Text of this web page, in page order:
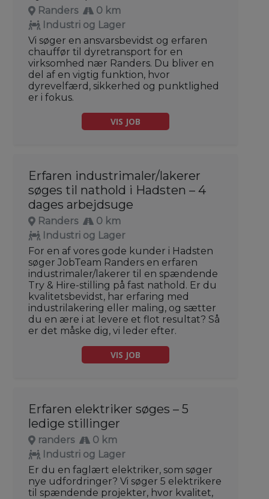
Randers
0 km
Industri og Lager
Vi søger en ansvarsbevidst og erfaren
chauffør til dyretransport for en
virksomhed nær Randers. Du bliver en
del af en vigtig funktion, hvor
dyrevelfærd, sikkerhed og punktlighed
er i fokus.
VIS JOB
Erfaren industrimaler/lakerer
søges til nathold i Hadsten – 4
dages arbejdsuge
Randers
0 km
Industri og Lager
For en af vores gode kunder i Hadsten
søger JobTeam Randers en erfaren
industrimaler/lakerer til en spændende
Try & Hire-stilling på fast nathold. Er du
kvalitetsbevidst, har erfaring med
industrilakering eller maling, og sætter
du en ære i at levere et flot resultat? Så
er det måske dig, vi leder efter.
VIS JOB
Erfaren elektriker søges – 5
ledige stillinger
randers
0 km
Industri og Lager
Er du en faglært elektriker, som søger
nye udfordringer? Vi søger 5 elektrikere
til spændende projekter, hvor kvalitet,